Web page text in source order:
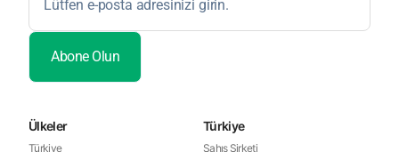
Ülkeler
Türkiye
Türkiye
Şahıs Şirketi